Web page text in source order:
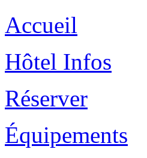
Accueil
Hôtel Infos
Réserver
Équipements